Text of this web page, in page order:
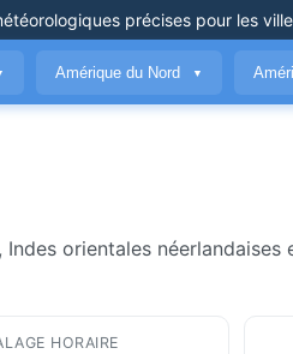
précises pour les
Amérique du Nord ▼
orientales néerlandaises
HORAIRE